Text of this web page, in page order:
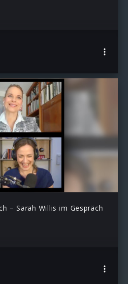
– Sarah Willis im Gespräch